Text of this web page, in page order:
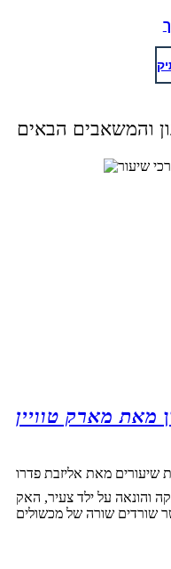
מאת מארק טוויין
שיעורים מאת אליזבת פדרו
והונאה על ילד צעיר, האק